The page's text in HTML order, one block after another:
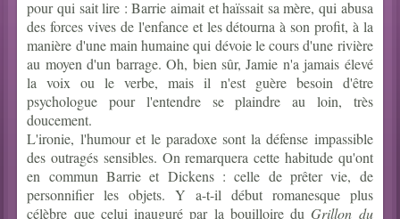
pour qui sait lire : Barrie aimait et haïssait sa mère, qui abusa
des forces vives de l'enfance et les détourna à son profit, à la
manière d'une main humaine qui dévoie le cours d'une rivière
au moyen d'un barrage. Oh, bien sûr, Jamie n'a jamais élevé
la voix ou le verbe, mais il n'est guère besoin d'être
psychologue pour l'entendre se plaindre au loin, très
doucement.
L'ironie, l'humour et le paradoxe sont la défense impassible
des outragés sensibles. On remarquera cette habitude qu'ont
en commun Barrie et Dickens : celle de prêter vie, de
personnifier les objets. Y a-t-il début romanesque plus
célèbre que celui inauguré par la bouilloire du Grillon du